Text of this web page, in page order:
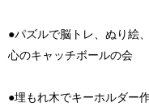
●パズルで脳トレ、ぬり絵
心のキャッチボールの会
●埋もれ木でキーホルダー